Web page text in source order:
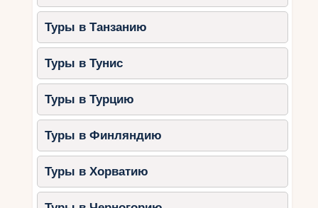
средневековым улочкам и заглянуть в уютные
винные подвалы.
Виды туров в Словакию
Горнолыжные туры
Зимой Словакия превращается в настоящую
снежную сказку. Высокие Татры и Низкие Татры
предлагают отличные трассы для лыжников и
сноубордистов. Среди самых популярных
курортов:
Туры в Танзанию
Туры в Тунис
Туры в Турцию
Туры в Финляндию
Туры в Хорватию